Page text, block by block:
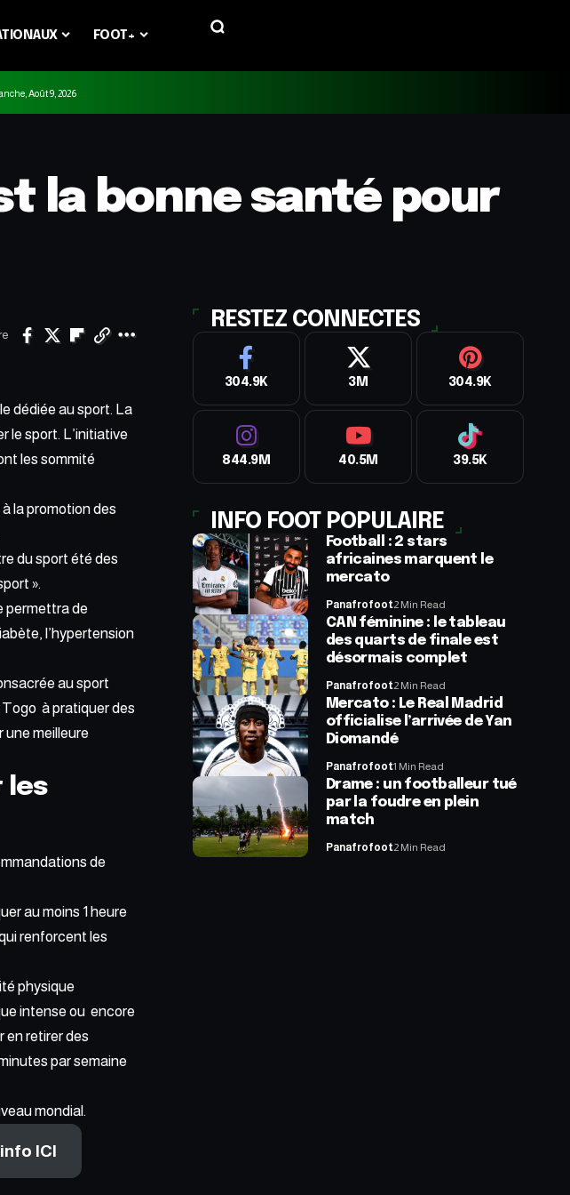
FOOT+
Août 9, 2026
la bonne santé pour
dédiée au sport. La
le sport. L’initiative
les sommité
la promotion des
du sport été des
».
permettra de
l’hypertension
au sport
à pratiquer des
une meilleure
les
de
au moins 1 heure
renforcent les
physique
intense ou encore
en retirer des
par semaine
mondial.
ICI
RESTEZ CONNECTES
304.9K 3M 304.9K
844.9M 40.5M 39.5K
INFO FOOT POPULAIRE
Football : 2 stars
africaines marquent le
mercato
Panafrofoot2 Min Read
CAN féminine : le tableau
des quarts de finale est
désormais complet
Panafrofoot2 Min Read
Mercato : Le Real Madrid
officialise l’arrivée de Yan
Diomandé
Panafrofoot1 Min Read
Drame : un footballeur tué
par la foudre en plein
match
Panafrofoot2 Min Read